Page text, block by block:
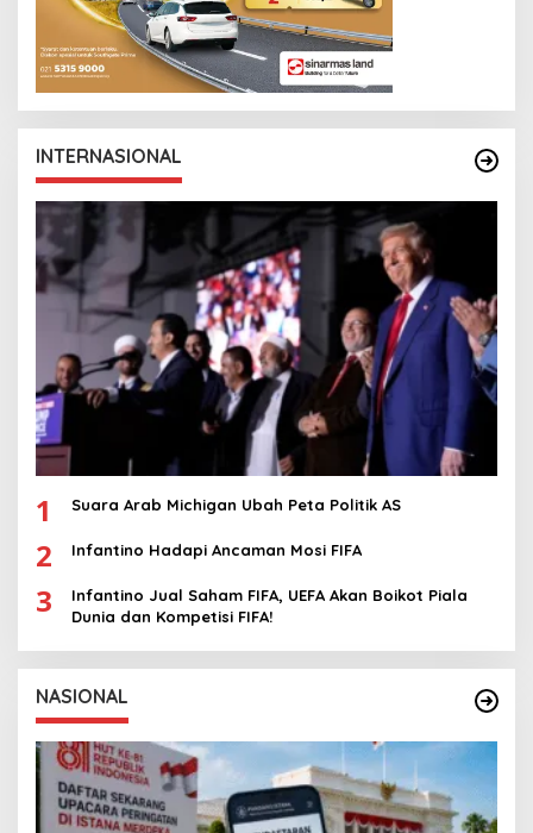
INTERNASIONAL
1 Suara Arab Michigan Ubah Peta Politik AS
2 Infantino Hadapi Ancaman Mosi FIFA
3
Infantino Jual Saham FIFA, UEFA Akan Boikot Piala
Dunia dan Kompetisi FIFA!
NASIONAL